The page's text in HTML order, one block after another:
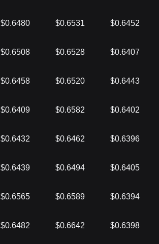
$0.6480 $0.6531 $0.6452
$0.6508 $0.6528 $0.6407
$0.6458 $0.6520 $0.6443
$0.6409 $0.6582 $0.6402
$0.6432 $0.6462 $0.6396
$0.6439 $0.6494 $0.6405
$0.6565 $0.6589 $0.6394
$0.6482 $0.6642 $0.6398